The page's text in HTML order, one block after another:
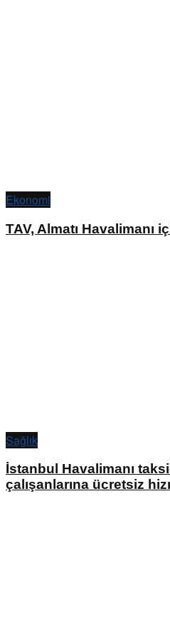
Ekonomi
TAV, Almatı Havalimanı
Sağlık
İstanbul Havalimanı
çalışanlarına ücretsiz